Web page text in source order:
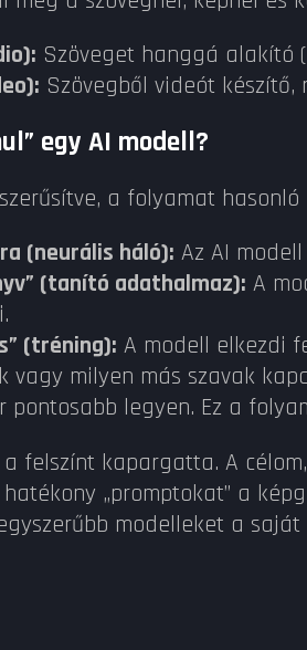
Szöveget hanggá alakító
Szövegből videót
egy AI modell?
a folyamat
(neurális háló): Az AI
(tanító adathalmaz): A
(tréning): A modell elkezdi
vagy milyen más szavak
pontosabb legyen. Ez a
a felszínt kapargatta. A
„promptokat” a
modelleket a saját